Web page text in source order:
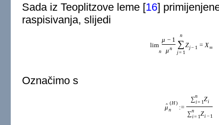
Sada iz Teoplitzove leme [16]
raspisivanja, slijedi
lim
n
μ − 1
μn
n
∑
j= 1
Zj− 1 = X∞
Označimo s
ˆ
μ
(H)
n
:=
∑n
i= 1Zi
∑n
i= 1 Zi− 1